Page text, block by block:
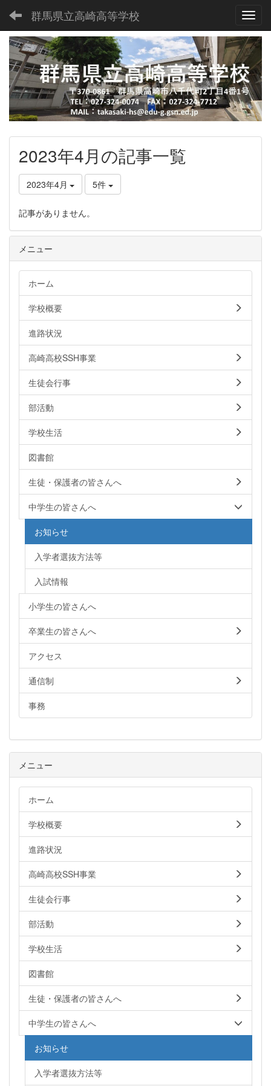
群馬県立高崎高等学校
2023年4月の記事一覧
2023年4月 5件
記事がありません。
メニュー
ホーム
学校概要
進路状況
高崎高校SSH事業
生徒会行事
部活動
学校生活
図書館
生徒・保護者の皆さんへ
中学生の皆さんへ
お知らせ
入学者選抜方法等
入試情報
小学生の皆さんへ
卒業生の皆さんへ
アクセス
通信制
事務
メニュー
ホーム
学校概要
進路状況
高崎高校SSH事業
生徒会行事
部活動
学校生活
図書館
生徒・保護者の皆さんへ
中学生の皆さんへ
お知らせ
入学者選抜方法等